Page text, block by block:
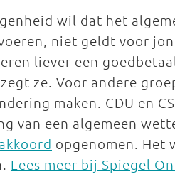
wil dat het
niet geldt voor
liever een
ze. Voor andere
maken. CDU en
van een algemeen
opgenomen. Het
Lees meer bij Spiegel